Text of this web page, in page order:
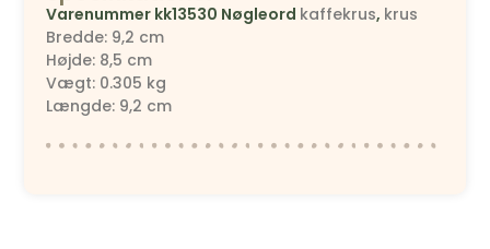
Varenummer kk13530 Nøgleord kaffekrus, krus
Bredde: 9,2 cm
Højde: 8,5 cm
Vægt: 0.305 kg
Længde: 9,2 cm